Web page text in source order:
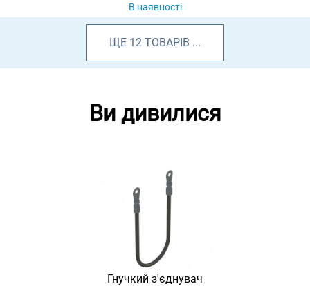
В наявності
ЩЕ 12 ТОВАРІВ ...
Ви дивилися
Гнучкий з'єднувач